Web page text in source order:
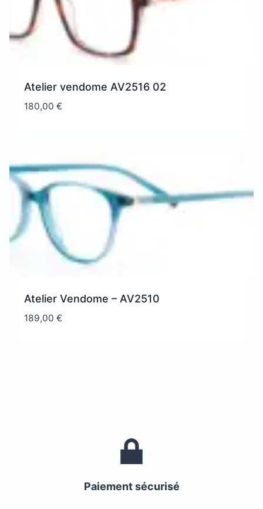
Atelier vendome AV2516 02
180,00€
Atelier Vendome – AV2510
189,00€
Paiement sécurisé